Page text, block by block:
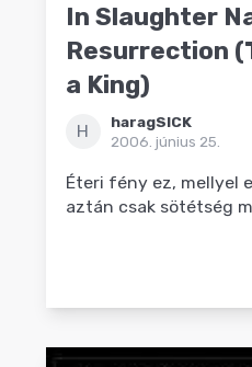
In Slaughter
Resurrection
a King)
H
haragSICK
2006. június 25.
Éteri fény ez, mellyel
aztán csak sötétség